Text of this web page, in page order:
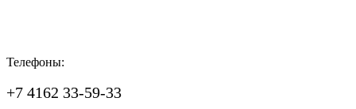
Телефоны:
+7 4162 33-59-33